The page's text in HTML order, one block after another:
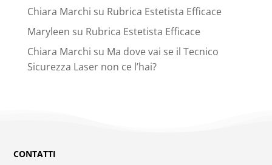
Chiara Marchi su Rubrica Estetista Efficace
Maryleen su Rubrica Estetista Efficace
Chiara Marchi su Ma dove vai se il Tecnico
Sicurezza Laser non ce l’hai?
CONTATTI